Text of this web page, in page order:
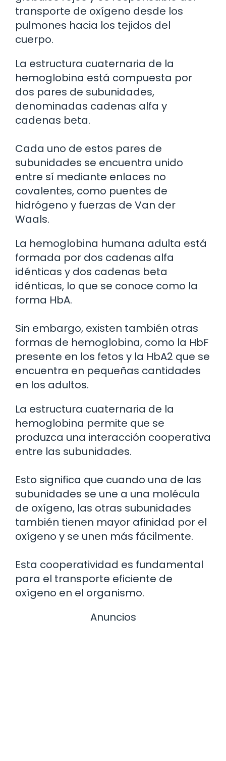
transporte de oxígeno desde los
pulmones hacia los tejidos del
cuerpo.
La estructura cuaternaria de la
hemoglobina está compuesta por
dos pares de subunidades,
denominadas cadenas alfa y
cadenas beta.
Cada uno de estos pares de
subunidades se encuentra unido
entre sí mediante enlaces no
covalentes, como puentes de
hidrógeno y fuerzas de Van der
Waals.
La hemoglobina humana adulta está
formada por dos cadenas alfa
idénticas y dos cadenas beta
idénticas, lo que se conoce como la
forma HbA.
Sin embargo, existen también otras
formas de hemoglobina, como la HbF
presente en los fetos y la HbA2 que se
encuentra en pequeñas cantidades
en los adultos.
La estructura cuaternaria de la
hemoglobina permite que se
produzca una interacción cooperativa
entre las subunidades.
Esto significa que cuando una de las
subunidades se une a una molécula
de oxígeno, las otras subunidades
también tienen mayor afinidad por el
oxígeno y se unen más fácilmente.
Esta cooperatividad es fundamental
para el transporte eficiente de
oxígeno en el organismo.
Anuncios